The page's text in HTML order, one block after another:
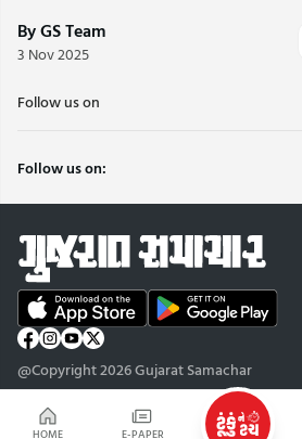
HOME E-PAPER
By GS Team
3 Nov 2025
Follow us on
Follow us on:
@Copyright 2026 Gujarat Samachar